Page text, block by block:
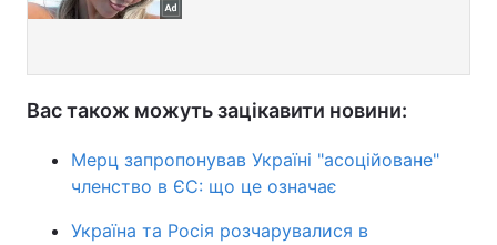
Вас також можуть зацікавити новини:
Мерц запропонував Україні "асоційоване"
членство в ЄС: що це означає
Україна та Росія розчарувалися в